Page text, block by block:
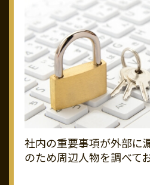
社内の重要事項が外部に
のため周辺人物を調べて